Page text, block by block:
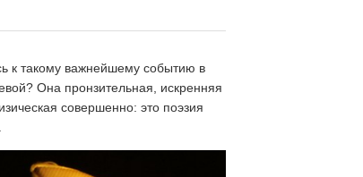
к такому важнейшему событию в
Она пронзительная, искренняя
совершенно: это поэзия